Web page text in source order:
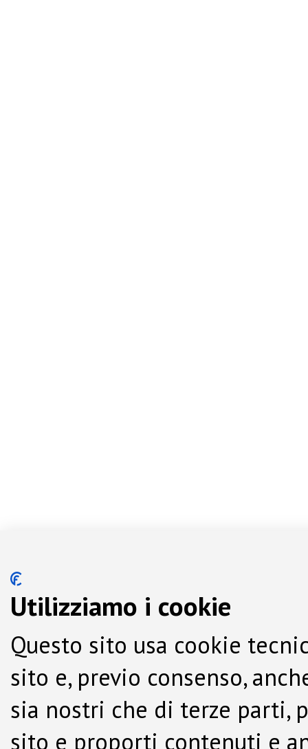
Utilizziamo i cookie
Questo sito usa cookie
sito e, previo consenso,
sia nostri che di terze parti,
sito e proporti contenuti e